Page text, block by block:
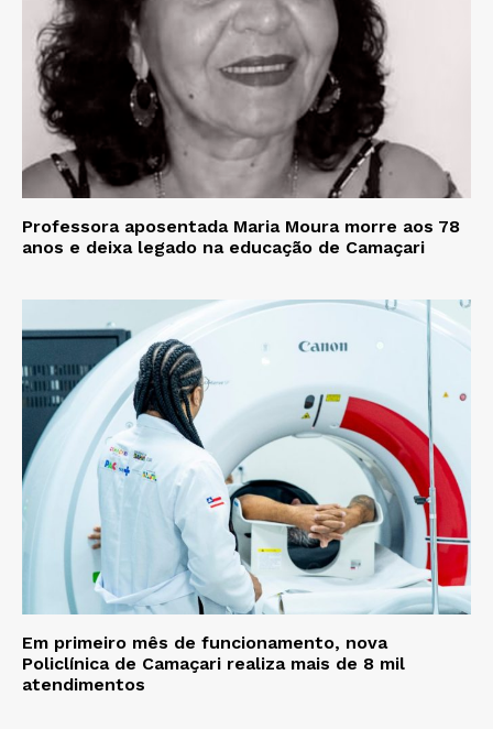
Professora aposentada Maria Moura morre aos 78
anos e deixa legado na educação de Camaçari
Em primeiro mês de funcionamento, nova
Policlínica de Camaçari realiza mais de 8 mil
atendimentos